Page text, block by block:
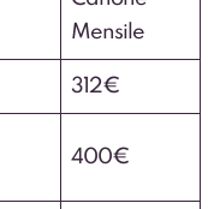
Mensile
312€
400€